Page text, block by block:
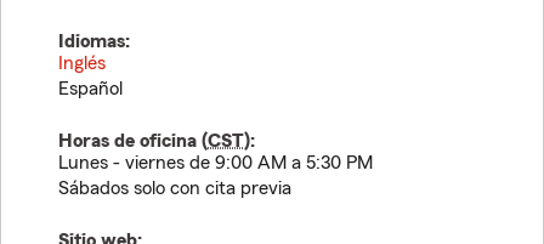
Idiomas:
Inglés
Español
Horas de oficina (CST):
Lunes - viernes de 9:00 AM a 5:30 PM
Sábados solo con cita previa